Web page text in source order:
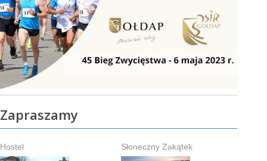
Zapraszamy
Hostel Słoneczny Zakątek